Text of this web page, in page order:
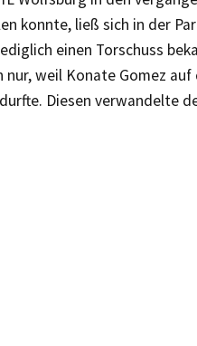
konnte, ließ sich in der
einen Torschuss
nur, weil Konate Gomez
Diesen verwandelte